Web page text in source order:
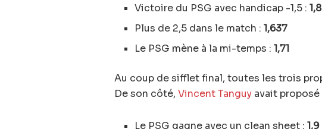
Victoire du PSG avec handicap -1,5 :
Plus de 2,5 dans le match :1,637
Le PSG mène à la mi-temps :1,71
Au coup de sifflet final, toutes les trois
De son côté, Vincent Tanguy avait proposé
Le PSG gagne avec un clean sheet :1,9